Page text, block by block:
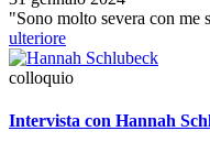
"Sono molto severa con me
ulteriore
colloquio
Intervista con Hannah